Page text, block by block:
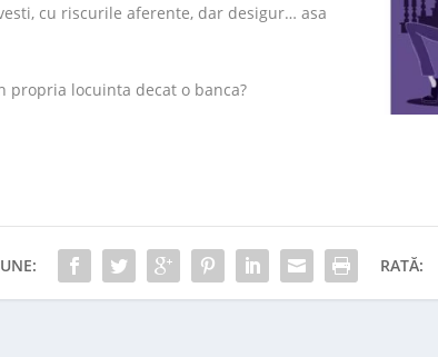
cu riscurile aferente, dar desigur… asa
propria locuinta decat o banca?
RATĂ: